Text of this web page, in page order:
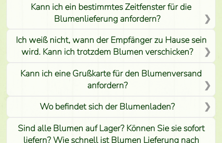
Kann ich ein bestimmtes Zeitfenster für die
Blumenlieferung anfordern?
Ich weiß nicht, wann der Empfänger zu Hause sein
wird. Kann ich trotzdem Blumen verschicken?
Kann ich eine Grußkarte für den Blumenversand
anfordern?
Wo befindet sich der Blumenladen?
Sind alle Blumen auf Lager? Können Sie sie sofort
liefern? Wie schnell ist Blumen Lieferung nach